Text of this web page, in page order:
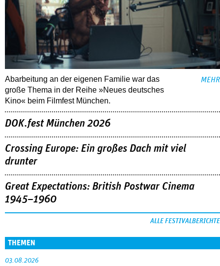
Abarbeitung an der eigenen Familie war das
große Thema in der Reihe »Neues deutsches
Kino« beim Filmfest München.
MEHR
DOK.fest München 2026
Crossing Europe: Ein großes Dach mit viel
drunter
Great Expectations: British Postwar Cinema
1945–1960
ALLE FESTIVALBERICHTE
THEMEN
03.08.2026